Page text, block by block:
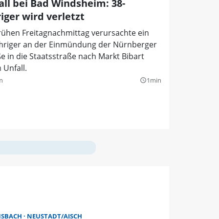
bei Bad Windsheim: 38-
wird verletzt
Freitagnachmittag verursachte ein
an der Einmündung der Nürnberger
in die Staatsstraße nach Markt Bibart
Unfall.
query_builder1min
NEUSTADT/AISCH